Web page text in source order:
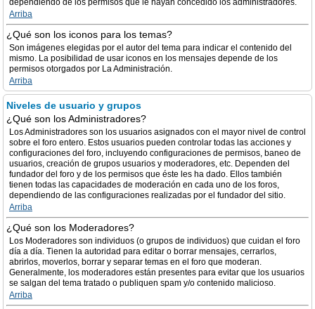
dependiendo de los permisos que le hayan concedido los administradores.
Arriba
¿Qué son los iconos para los temas?
Son imágenes elegidas por el autor del tema para indicar el contenido del
mismo. La posibilidad de usar iconos en los mensajes depende de los
permisos otorgados por La Administración.
Arriba
Niveles de usuario y grupos
¿Qué son los Administradores?
Los Administradores son los usuarios asignados con el mayor nivel de control
sobre el foro entero. Estos usuarios pueden controlar todas las acciones y
configuraciones del foro, incluyendo configuraciones de permisos, baneo de
usuarios, creación de grupos usuarios y moderadores, etc. Dependen del
fundador del foro y de los permisos que éste les ha dado. Ellos también
tienen todas las capacidades de moderación en cada uno de los foros,
dependiendo de las configuraciones realizadas por el fundador del sitio.
Arriba
¿Qué son los Moderadores?
Los Moderadores son individuos (o grupos de individuos) que cuidan el foro
día a día. Tienen la autoridad para editar o borrar mensajes, cerrarlos,
abrirlos, moverlos, borrar y separar temas en el foro que moderan.
Generalmente, los moderadores están presentes para evitar que los usuarios
se salgan del tema tratado o publiquen spam y/o contenido malicioso.
Arriba